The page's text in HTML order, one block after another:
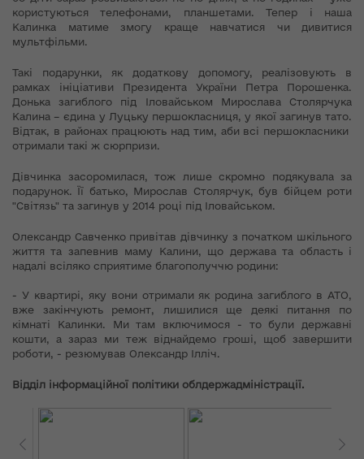
користуються телефонами, планшетами. Тепер і наша
Калинка матиме змогу краще навчатися чи дивитися
мультфільми.
Такі подарунки, як додаткову допомогу, реалізовують в
рамках ініціативи Президента України Петра Порошенка.
Донька загиблого під Іловайськом Мирослава Столярчука
Калина – єдина у Луцьку першокласниця, у якої загинув тато.
Відтак, в районах працюють над тим, аби всі першокласники
отримали такі ж сюрпризи.
Дівчинка засоромилася, тож лише скромно подякувала за
подарунок. Її батько, Мирослав Столярчук, був бійцем роти
"Світязь" та загинув у 2014 році під Іловайськом.
Олександр Савченко привітав дівчинку з початком шкільного
життя та запевнив маму Калини, що держава та область і
надалі всіляко сприятиме благополуччю родини:
- У квартирі, яку вони отримали як родина загиблого в АТО,
вже закінчують ремонт, лишилися ще деякі питання по
кімнаті Калинки. Ми там включимося - то були державні
кошти, а зараз ми теж віднайдемо гроші, щоб завершити
роботи, - резюмував Олександр Ілліч.
Відділ інформаційної політики облдержадміністрації.